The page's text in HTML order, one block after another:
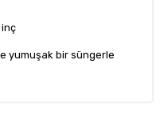
inç
yumuşak bir süngerle